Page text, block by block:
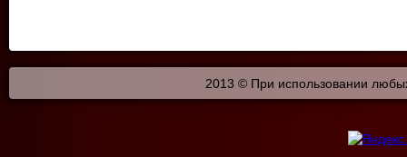
2013 © При использовании